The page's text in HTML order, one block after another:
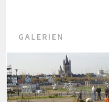
GALERIEN